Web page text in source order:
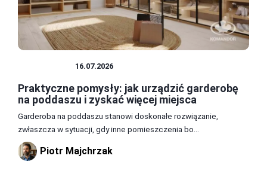
16.07.2026
Praktyczne pomysły: jak urządzić garderobę
na poddaszu i zyskać więcej miejsca
Garderoba na poddaszu stanowi doskonałe rozwiązanie,
zwłaszcza w sytuacji, gdy inne pomieszczenia bo...
Piotr Majchrzak